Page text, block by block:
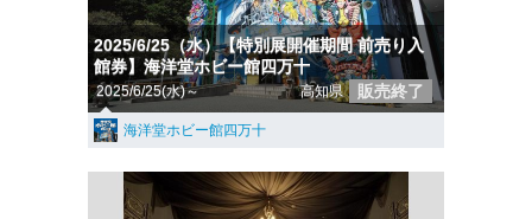
2025/6/25（水）【特別展開催期間 前売り入
館券】海洋堂ホビー館四万十
2025/6/25(水)～ 高知県 販売終了
海洋堂ホビー館四万十